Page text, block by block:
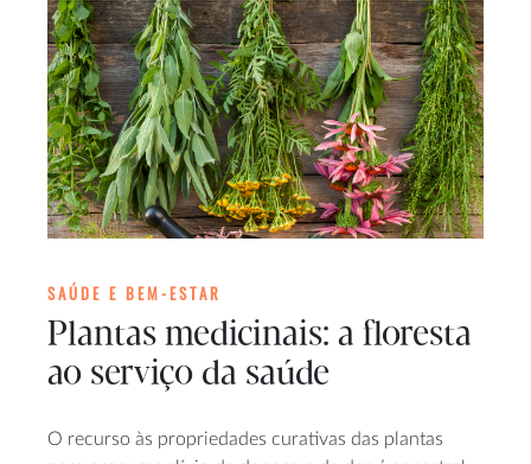
SAÚDE E BEM-ESTAR
Plantas medicinais: a floresta
ao serviço da saúde
O recurso às propriedades curativas das plantas